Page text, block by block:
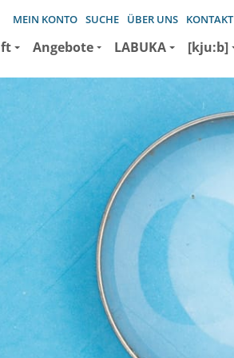
MEIN KONTO SUCHE ÜBER UNS KONTAKT
Angebote LABUKA [kju:b]